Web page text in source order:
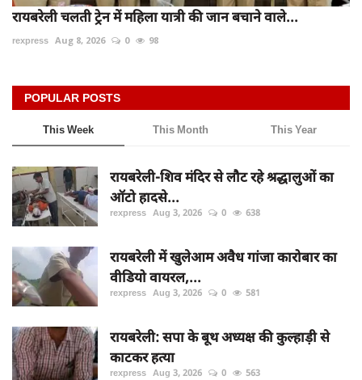
रायबरेली चलती ट्रेन में महिला यात्री की जान बचाने वाले...
rexpress Aug 8, 2026 0 98
POPULAR POSTS
This Week This Month This Year
रायबरेली-शिव मंदिर से लौट रहे श्रद्धालुओं का
ऑटो हादसे...
rexpress Aug 3, 2026 0 638
रायबरेली में खुलेआम अवैध गांजा कारोबार का
वीडियो वायरल,...
rexpress Aug 3, 2026 0 581
रायबरेली: सपा के बूथ अध्यक्ष की कुल्हाड़ी से
काटकर हत्या
rexpress Aug 3, 2026 0 563